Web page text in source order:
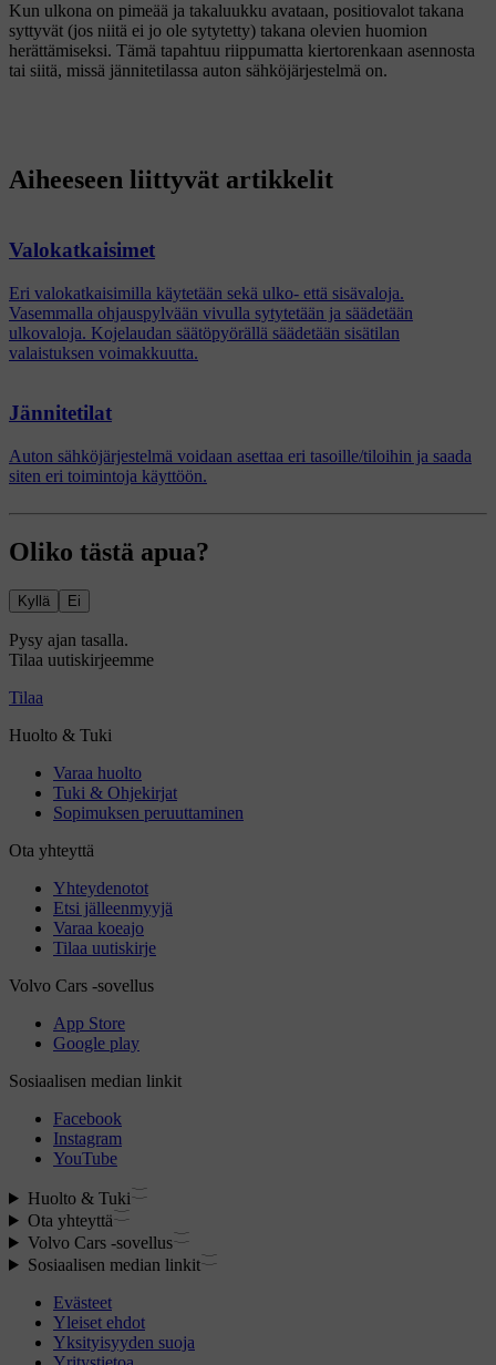
Kun ulkona on pimeää ja takaluukku avataan, positiovalot takana
syttyvät (jos niitä ei jo ole sytytetty) takana olevien huomion
herättämiseksi. Tämä tapahtuu riippumatta kiertorenkaan asennosta
tai siitä, missä jännitetilassa auton sähköjärjestelmä on.
Aiheeseen liittyvät artikkelit
Valokatkaisimet
Eri valokatkaisimilla käytetään sekä ulko- että sisävaloja.
Vasemmalla ohjauspylvään vivulla sytytetään ja säädetään
ulkovaloja. Kojelaudan säätöpyörällä säädetään sisätilan
valaistuksen voimakkuutta.
Jännitetilat
Auton sähköjärjestelmä voidaan asettaa eri tasoille/tiloihin ja saada
siten eri toimintoja käyttöön.
Oliko tästä apua?
Kyllä Ei